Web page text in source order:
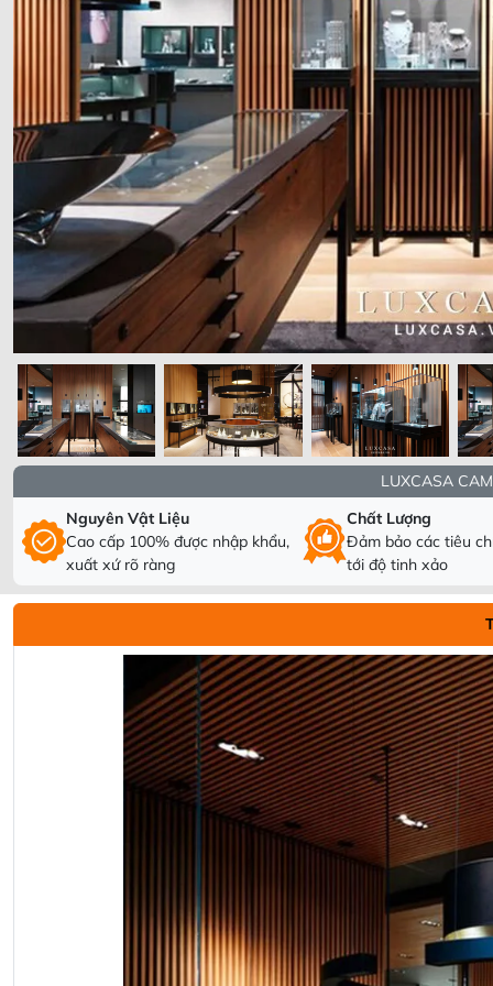
LUXCASA
Nguyên Vật Liệu
Cao cấp 100% được nhập khẩu,
xuất xứ rõ ràng
Chất Lượng
Đảm bảo các tiêu
tới độ tinh xảo